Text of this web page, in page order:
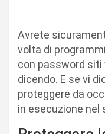
Avrete
volta di
con password siti
dicendo. E se vi
proteggere da
in esecuzione nel